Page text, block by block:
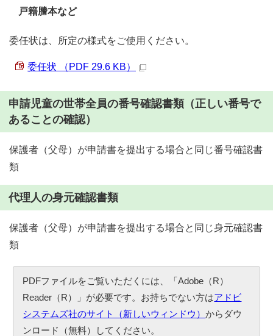
戸籍謄本など
委任状は、所定の様式をご使用ください。
委任状 （PDF 29.6 KB）
申請児童の世帯全員の番号確認書類（正しい番号で
あることの確認）
保護者（父母）が申請書を提出する場合と同じ番号確認書
類
代理人の身元確認書類
保護者（父母）が申請書を提出する場合と同じ身元確認書
類
PDFファイルをご覧いただくには、「Adobe（R）
Reader（R）」が必要です。お持ちでない方はアドビ
システムズ社のサイト（新しいウィンドウ）からダウ
ンロード（無料）してください。